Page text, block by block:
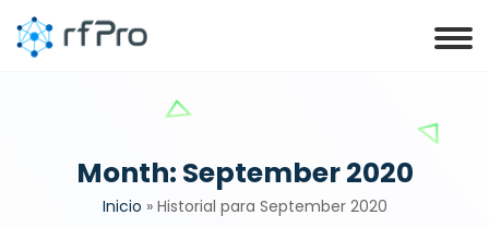
Month: September 2020
Inicio » Historial para September 2020